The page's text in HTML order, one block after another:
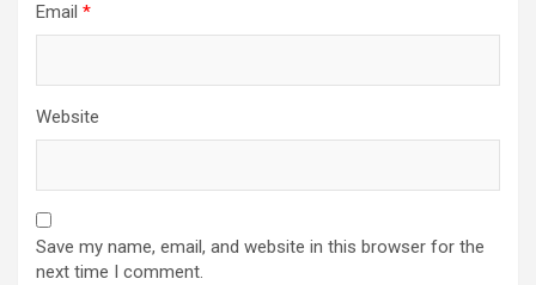
Email *
Website
Save my name, email, and website in this browser for the
next time I comment.